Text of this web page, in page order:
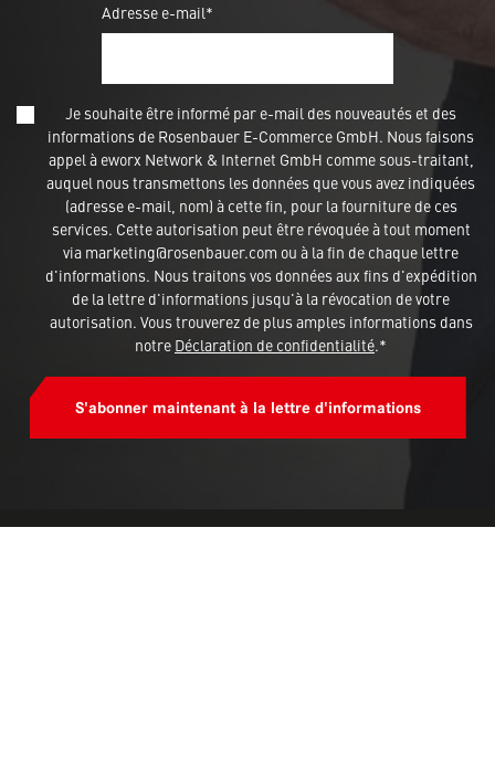
Adresse e-mail*
Je souhaite être informé par e-mail des nouveautés et des
informations de Rosenbauer E-Commerce GmbH. Nous faisons
appel à eworx Network & Internet GmbH comme sous-traitant,
auquel nous transmettons les données que vous avez indiquées
(adresse e-mail, nom) à cette fin, pour la fourniture de ces
services. Cette autorisation peut être révoquée à tout moment
via marketing@rosenbauer.com ou à la fin de chaque lettre
d'informations. Nous traitons vos données aux fins d'expédition
de la lettre d'informations jusqu'à la révocation de votre
autorisation. Vous trouverez de plus amples informations dans
notre Déclaration de confidentialité.*
S'abonner maintenant à la lettre d'informations